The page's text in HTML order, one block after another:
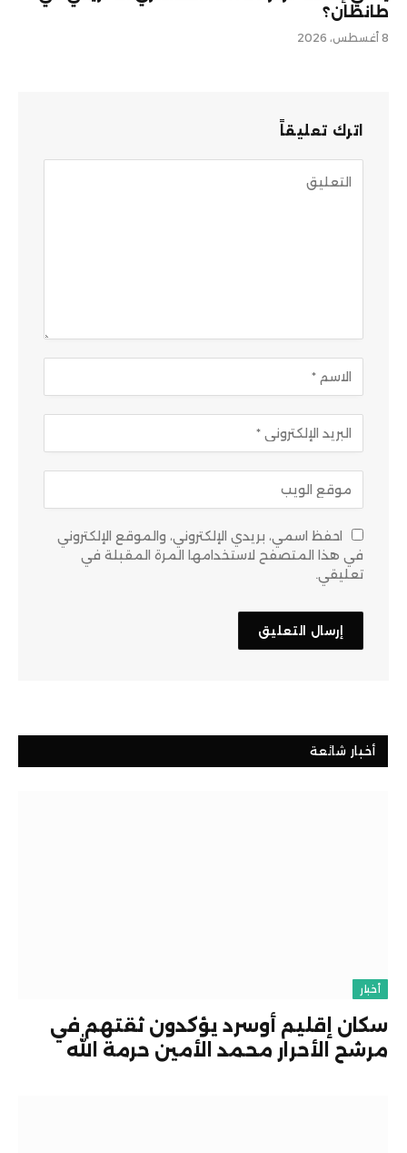
طانطان؟
8 أغسطس، 2026
اترك تعليقاً
احفظ اسمي، بريدي الإلكتروني، والموقع الإلكتروني
في هذا المتصفح لاستخدامها المرة المقبلة في
تعليقي.
أخبار شائعة
أخبار
سكان إقليم أوسرد يؤكدون ثقتهم في
مرشح الأحرار محمد الأمين حرمة الله